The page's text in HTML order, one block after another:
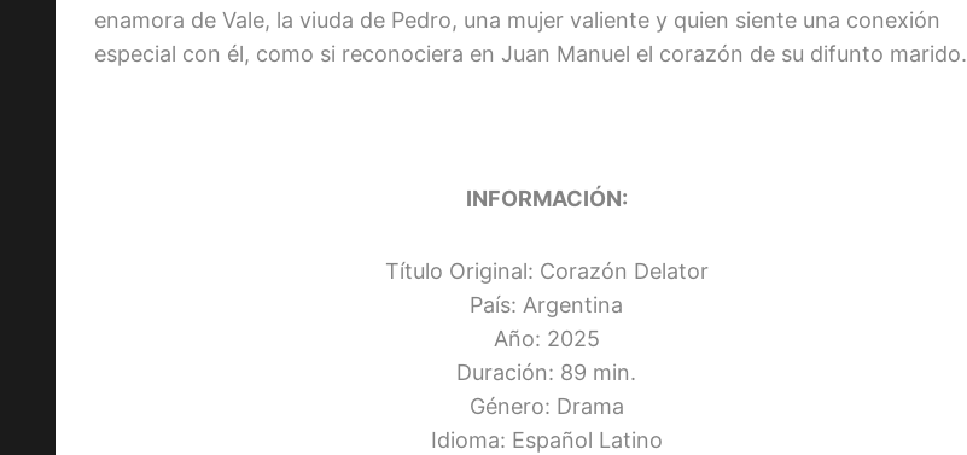
enamora de Vale, la viuda de Pedro, una mujer valiente y quien siente una conexión
especial con él, como si reconociera en Juan Manuel el corazón de su difunto marido.
INFORMACIÓN:
Título Original: Corazón Delator
País: Argentina
Año: 2025
Duración: 89 min.
Género: Drama
Idioma: Español Latino